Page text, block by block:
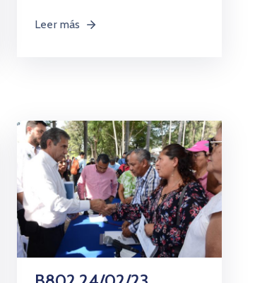
Leer más